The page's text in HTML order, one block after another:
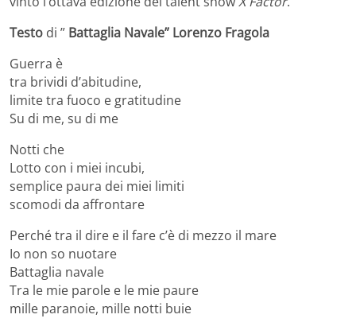
Testo di ” Battaglia Navale” Lorenzo Fragola
Guerra è
tra brividi d’abitudine,
limite tra fuoco e gratitudine
Su di me, su di me
Notti che
Lotto con i miei incubi,
semplice paura dei miei limiti
scomodi da affrontare
Perché tra il dire e il fare c’è di mezzo il mare
Io non so nuotare
Battaglia navale
Tra le mie parole e le mie paure
mille paranoie, mille notti buie